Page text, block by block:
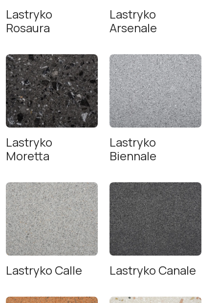
Lastryko
Rosaura
Lastryko
Arsenale
Lastryko
Moretta
Lastryko
Biennale
Lastryko Calle Lastryko Canale